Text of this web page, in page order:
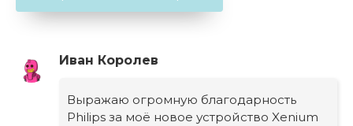
Иван Королев
Выражаю огромную благодарность
Philips за моё новое устройство Xenium